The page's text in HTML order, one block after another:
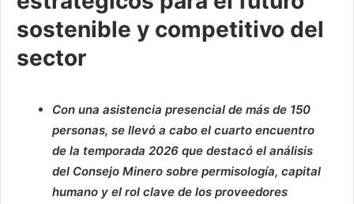
sostenible y competitivo del
sector
Con una asistencia presencial de más de 150
personas, se llevó a cabo el cuarto encuentro
de la temporada 2026 que destacó el análisis
del Consejo Minero sobre permisología, capital
humano y el rol clave de los proveedores